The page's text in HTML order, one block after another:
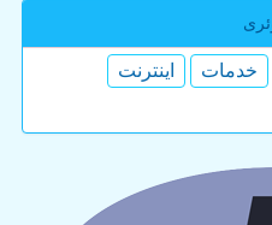
خدمات
اینترنت